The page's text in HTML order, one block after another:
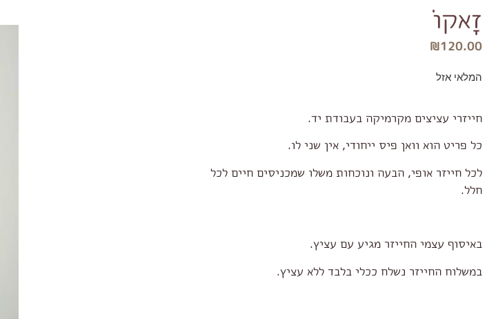
זָאקוֹ
₪120.00
המלאי אזל
חייזרי עציצים מקרמיקה בעבודת יד.
כל פריט הוא וואן פיס ייחודי, אין שני לו.
לכל חייזר אופי, הבעה ונוכחות משלו שמכניסים חיים לכל
חלל.
באיסוף עצמי החייזר מגיע עם עציץ.
במשלוח החייזר נשלח ככלי בלבד ללא עציץ.